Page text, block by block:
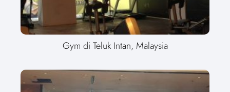
Gym di Teluk Intan, Malaysia